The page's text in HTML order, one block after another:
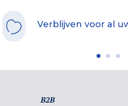
Verblijven voor al
B2B